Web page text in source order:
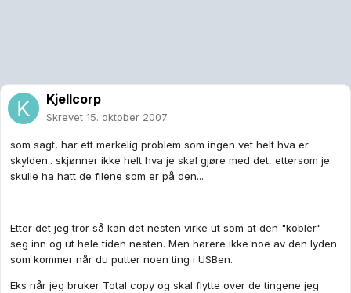
Kjellcorp
Skrevet 15. oktober 2007
som sagt, har ett merkelig problem som ingen vet helt hva er
skylden.. skjønner ikke helt hva je skal gjøre med det, ettersom je
skulle ha hatt de filene som er på den...
Etter det jeg tror så kan det nesten virke ut som at den "kobler"
seg inn og ut hele tiden nesten. Men hørere ikke noe av den lyden
som kommer når du putter noen ting i USBen.
Eks når jeg bruker Total copy og skal flytte over de tingene jeg